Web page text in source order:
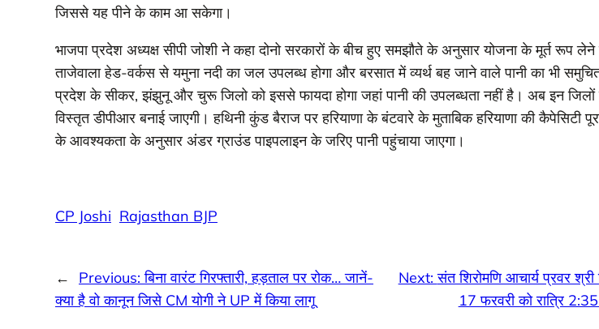
जिससे यह पीने के काम आ सकेगा।
भाजपा प्रदेश अध्यक्ष सीपी जोशी ने कहा दोनो सरकारों के बीच हुए समझौते के अनुसार योजना के मूर्त रूप
ताजेवाला हेड-वर्कस से यमुना नदी का जल उपलब्ध होगा और बरसात में व्यर्थ बह जाने वाले पानी का भी
प्रदेश के सीकर, झंझुनू और चुरू जिलो को इससे फायदा होगा जहां पानी की उपलब्धता नहीं है। अब इन जिलों
विस्तृत डीपीआर बनाई जाएगी। हथिनी कुंड बैराज पर हरियाणा के बंटवारे के मुताबिक हरियाणा की कैपेसिटी
के आवश्यकता के अनुसार अंडर ग्राउंड पाइपलाइन के जरिए पानी पहुंचाया जाएगा।
CP Joshi Rajasthan BJP
← Previous:बिना वारंट गिरफ्तारी, हड़ताल पर रोक… जानें-
क्या है वो कानून जिसे CM योगी ने UP में किया लागू
Next:संत शिरोमणि आचार्य प्रवर श्री
17 फरवरी को रात्रि